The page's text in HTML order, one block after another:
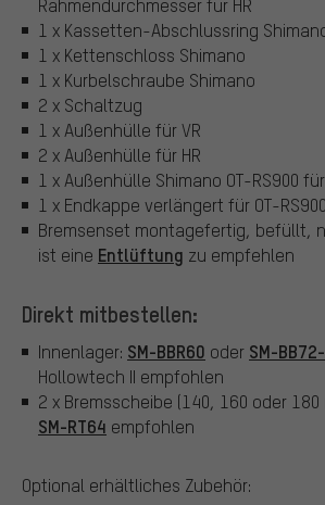
Rahmendurchmesser für HR
1 x Kassetten-Abschlussring
1 x Kettenschloss Shimano
1 x Kurbelschraube Shimano
2 x Schaltzug
1 x Außenhülle für VR
2 x Außenhülle für HR
1 x Außenhülle Shimano OT-RS900
1 x Endkappe verlängert für OT-RS900
Bremsenset montagefertig, befüllt,
ist eine Entlüftung zu empfehlen
Direkt mitbestellen:
Innenlager: SM-BBR60 oder SM-
Hollowtech II empfohlen
2 x Bremsscheibe (140, 160 oder 180
SM-RT64 empfohlen
Optional erhältliches Zubehör: